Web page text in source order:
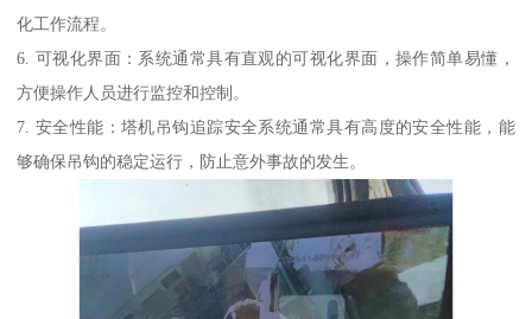
化工作流程。
6. 可视化界面：系统通常具有直观的可视化界面，操作简单易懂，
方便操作人员进行监控和控制。
7. 安全性能：塔机吊钩追踪安全系统通常具有高度的安全性能，能
够确保吊钩的稳定运行，防止意外事故的发生。